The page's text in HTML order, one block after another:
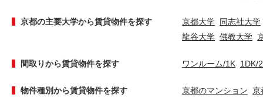
京都の主要大学から賃貸物件を探す 京都大学 同志社大学
龍谷大学 佛教大学
間取りから賃貸物件を探す ワンルーム/1K 1DK/
物件種別から賃貸物件を探す 京都のマンション 京